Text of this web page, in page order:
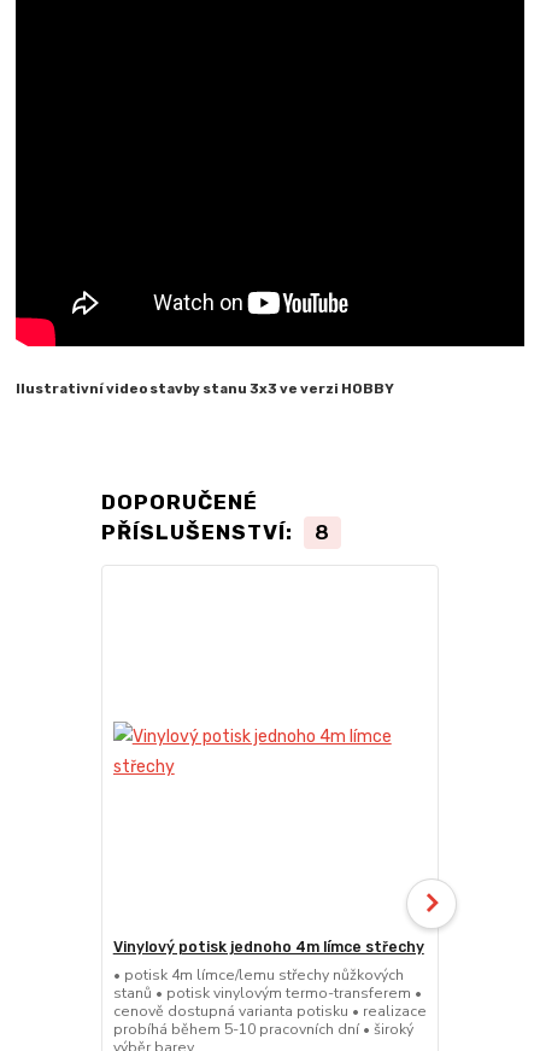
Ilustrativní video stavby stanu 3x3 ve verzi HOBBY
DOPORUČENÉ
PŘÍSLUŠENSTVÍ:
8
Vinylový potisk jednoho 4m límce střechy
• potisk 4m límce/lemu střechy nůžkových
stanů • potisk vinylovým termo-transferem •
cenově dostupná varianta potisku • realizace
probíhá během 5-10 pracovních dní • široký